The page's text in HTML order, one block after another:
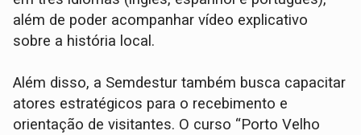
além de poder acompanhar vídeo explicativo
sobre a história local.
Além disso, a Semdestur também busca capacitar
atores estratégicos para o recebimento e
orientação de visitantes. O curso “Porto Velho